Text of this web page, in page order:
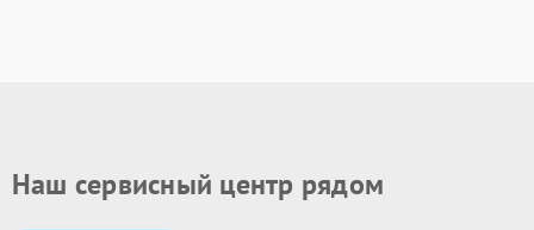
Наш сервисный центр рядом